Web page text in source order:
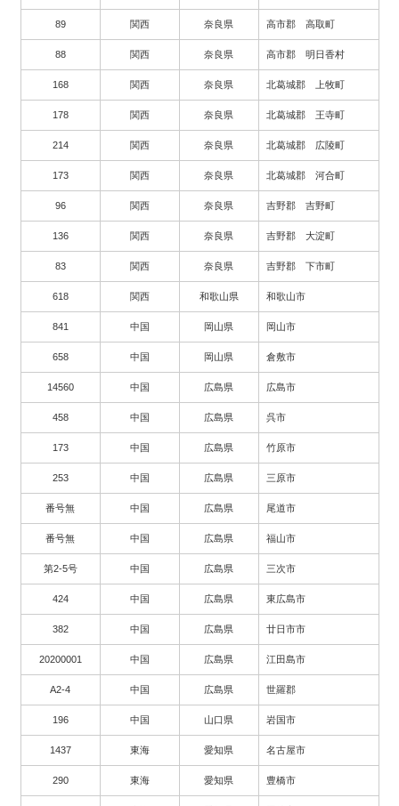
89 関西 奈良県 高市郡 高取町
88 関西 奈良県 高市郡 明日香村
168 関西 奈良県 北葛城郡 上牧町
178 関西 奈良県 北葛城郡 王寺町
214 関西 奈良県 北葛城郡 広陵町
173 関西 奈良県 北葛城郡 河合町
96 関西 奈良県 吉野郡 吉野町
136 関西 奈良県 吉野郡 大淀町
83 関西 奈良県 吉野郡 下市町
618 関西 和歌山県 和歌山市
841 中国 岡山県 岡山市
658 中国 岡山県 倉敷市
14560 中国 広島県 広島市
458 中国 広島県 呉市
173 中国 広島県 竹原市
253 中国 広島県 三原市
番号無 中国 広島県 尾道市
番号無 中国 広島県 福山市
第2-5号 中国 広島県 三次市
424 中国 広島県 東広島市
382 中国 広島県 廿日市市
20200001 中国 広島県 江田島市
A2-4 中国 広島県 世羅郡
196 中国 山口県 岩国市
1437 東海 愛知県 名古屋市
290 東海 愛知県 豊橋市